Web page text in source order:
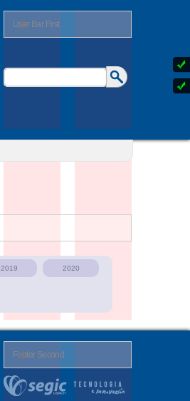
User Bar First
Formulario
búsqueda
Buscar
2019 2020
Footer Second